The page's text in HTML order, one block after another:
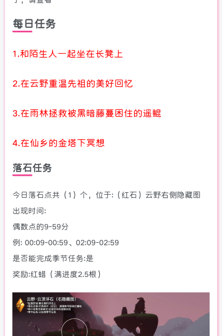
每日任务
1.和陌生人一起坐在长凳上
2.在云野重温先祖的美好回忆
3.在雨林拯救被黑暗藤蔓困住的遥鲲
4.在仙乡的金塔下冥想
落石任务
今日落石点共（1）个，位于:（红石）云野右侧隐藏图
出现时间:
偶数点的9-59分
例: 00:09-00:59、02:09-02:59
是否能完成季节任务:是
奖励:红蜡（满进度2.5根）